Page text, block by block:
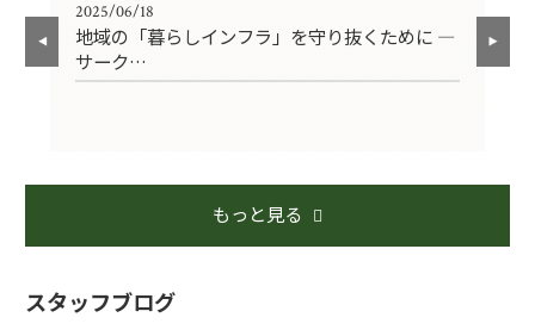
2025/06/18
地域の「暮らしインフラ」を守り抜くために ―
サーク…
もっと見る
スタッフブログ